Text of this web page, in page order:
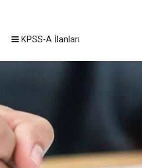
KPSS-A İlanları